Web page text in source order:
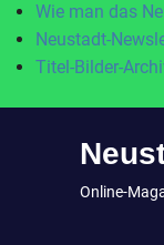
Wie man das
Neustadt-
Titel-Bilder-
Online-